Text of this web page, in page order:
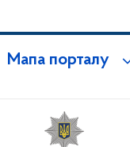
Мапа порталу